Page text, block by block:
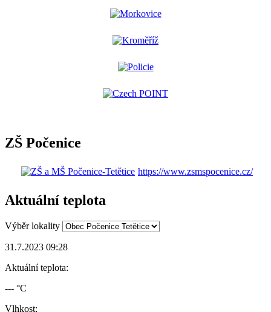
ZŠ Počenice
https://www.zsmspocenice.cz/
Aktuální teplota
Výběr lokality
31.7.2023 09:28
Aktuální teplota:
--- °C
Vlhkost: